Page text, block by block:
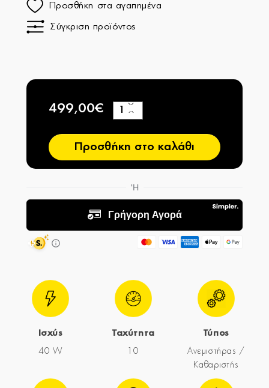
Προσθήκη στα αγαπημένα
Σύγκριση προϊόντος
499,00€
−
+
Προσθήκη στο καλάθι
Ισχύς
40 W
Ταχύτητα
10
Τύπος
Ανεμιστήρας /
Καθαριστής